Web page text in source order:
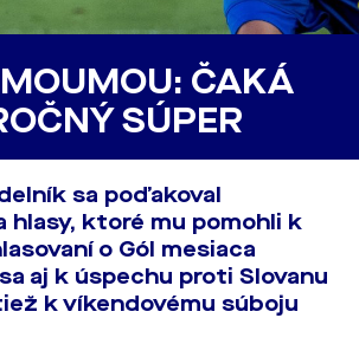
ČAKÁ
SÚPER
sa poďakoval
hlasy, ktoré mu pomohli k
o Gól mesiaca
aj k úspechu proti Slovanu
k víkendovému súboju